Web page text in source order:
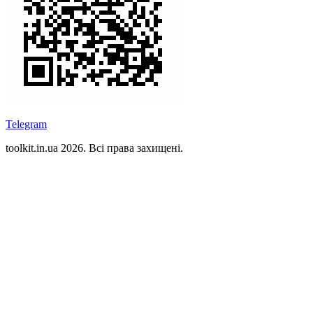
Telegram
toolkit.in.ua 2026. Всі права захищені.